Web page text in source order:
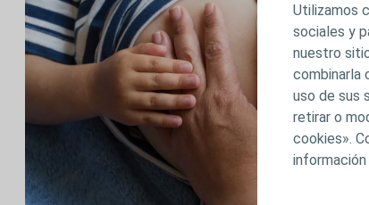
Utilizamos
sociales y
nuestro
combinarla
uso de sus
retirar o
cookies».
información